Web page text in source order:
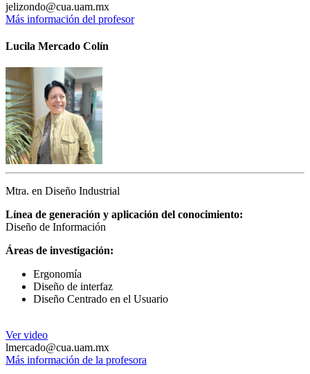
jelizondo@cua.uam.mx
Más información del profesor
Lucila Mercado Colín
Mtra. en Diseño Industrial
Línea de generación y aplicación del conocimiento:
Diseño de Información
Áreas de investigación:
Ergonomía
Diseño de interfaz
Diseño Centrado en el Usuario
Ver video
lmercado@cua.uam.mx
Más información de la profesora